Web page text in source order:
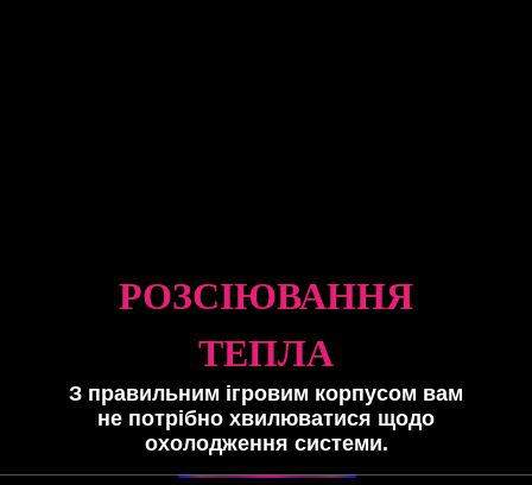
РОЗСІЮВАННЯ
ТЕПЛА
З правильним ігровим корпусом вам
не потрібно хвилюватися щодо
охолодження системи.